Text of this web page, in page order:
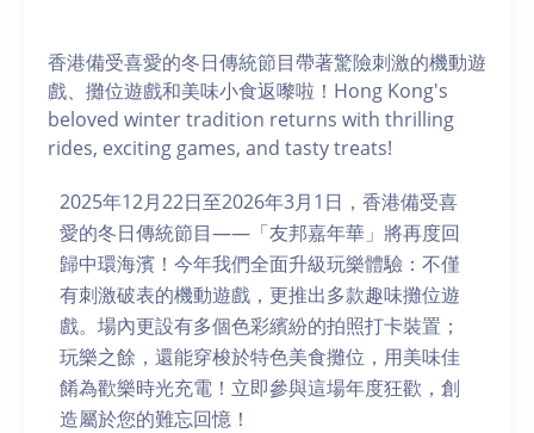
香港備受喜愛的冬日傳統節目帶著驚險刺激的機動遊
戲、攤位遊戲和美味小食返嚟啦！Hong Kong's
beloved winter tradition returns with thrilling
rides, exciting games, and tasty treats!
2025年12月22日至2026年3月1日，香港備受喜
愛的冬日傳統節目——「友邦嘉年華」將再度回
歸中環海濱！今年我們全面升級玩樂體驗：不僅
有刺激破表的機動遊戲，更推出多款趣味攤位遊
戲。場內更設有多個色彩繽紛的拍照打卡裝置；
玩樂之餘，還能穿梭於特色美食攤位，用美味佳
餚為歡樂時光充電！立即參與這場年度狂歡，創
造屬於您的難忘回憶！